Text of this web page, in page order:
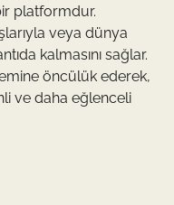
platformdur.
veya dünya
kalmasını sağlar.
öncülük ederek,
ve daha eğlenceli